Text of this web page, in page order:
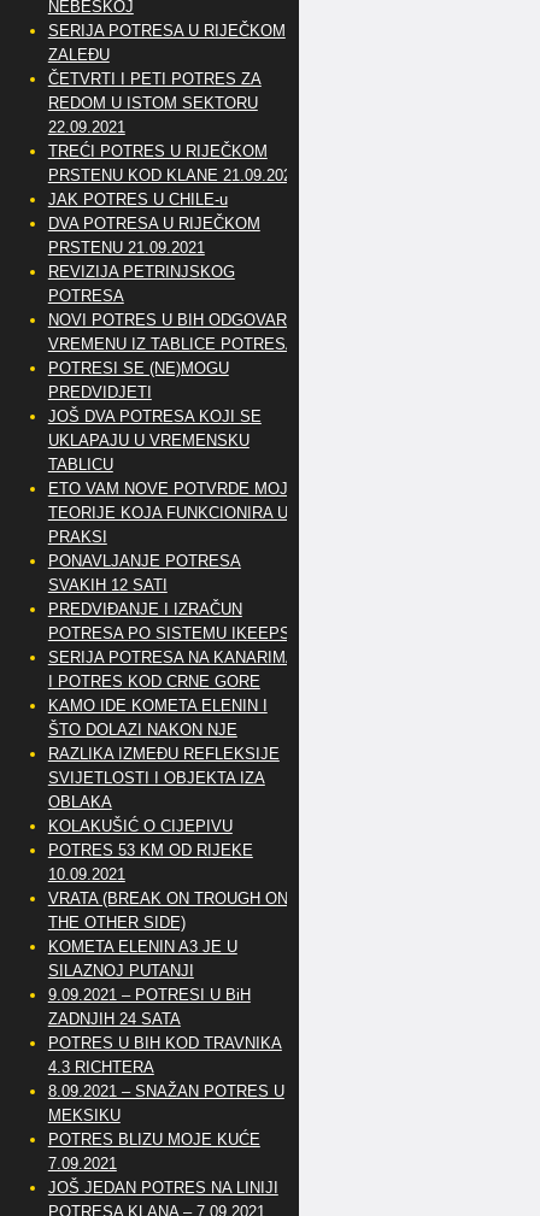
NEBESKOJ
SERIJA POTRESA U RIJEČKOM
ZALEĐU
ČETVRTI I PETI POTRES ZA
REDOM U ISTOM SEKTORU
22.09.2021
TREĆI POTRES U RIJEČKOM
PRSTENU KOD KLANE 21.09.2021
JAK POTRES U CHILE-u
DVA POTRESA U RIJEČKOM
PRSTENU 21.09.2021
REVIZIJA PETRINJSKOG
POTRESA
NOVI POTRES U BIH ODGOVARA
VREMENU IZ TABLICE POTRESA
POTRESI SE (NE)MOGU
PREDVIDJETI
JOŠ DVA POTRESA KOJI SE
UKLAPAJU U VREMENSKU
TABLICU
ETO VAM NOVE POTVRDE MOJE
TEORIJE KOJA FUNKCIONIRA U
PRAKSI
PONAVLJANJE POTRESA
SVAKIH 12 SATI
PREDVIĐANJE I IZRAČUN
POTRESA PO SISTEMU IKEEPS
SERIJA POTRESA NA KANARIMA
I POTRES KOD CRNE GORE
KAMO IDE KOMETA ELENIN I
ŠTO DOLAZI NAKON NJE
RAZLIKA IZMEĐU REFLEKSIJE
SVIJETLOSTI I OBJEKTA IZA
OBLAKA
KOLAKUŠIĆ O CIJEPIVU
POTRES 53 KM OD RIJEKE
10.09.2021
VRATA (BREAK ON TROUGH ON
THE OTHER SIDE)
KOMETA ELENIN A3 JE U
SILAZNOJ PUTANJI
9.09.2021 – POTRESI U BiH
ZADNJIH 24 SATA
POTRES U BIH KOD TRAVNIKA
4.3 RICHTERA
8.09.2021 – SNAŽAN POTRES U
MEKSIKU
POTRES BLIZU MOJE KUĆE
7.09.2021
JOŠ JEDAN POTRES NA LINIJI
POTRESA KLANA – 7.09.2021